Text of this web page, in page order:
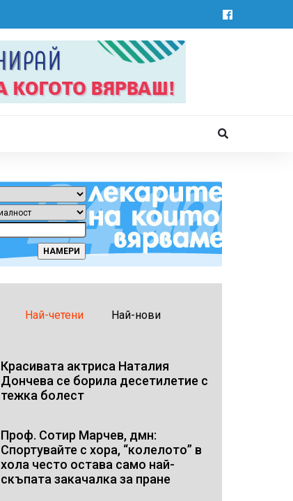
Най-четени Най-нови
Красивата актриса Наталия
Дончева се борила десетилетие с
тежка болест
Проф. Сотир Марчев, дмн:
Спортувайте с хора, “колелото” в
хола често остава само най-
скъпата закачалка за пране